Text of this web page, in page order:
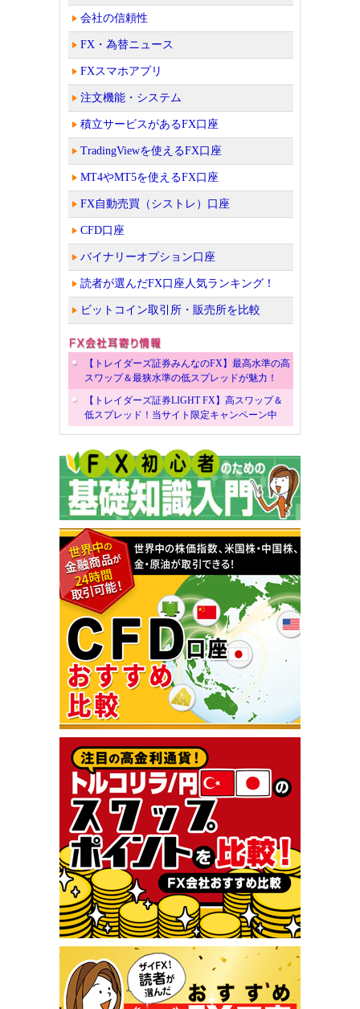
会社の信頼性
FX・為替ニュース
FXスマホアプリ
注文機能・システム
積立サービスがあるFX口座
TradingViewを使えるFX口座
MT4やMT5を使えるFX口座
FX自動売買（シストレ）口座
CFD口座
バイナリーオプション口座
読者が選んだFX口座人気ランキング！
ビットコイン取引所・販売所を比較
【トレイダーズ証券みんなのFX】最高水準の高
スワップ＆最狭水準の低スプレッドが魅力！
【トレイダーズ証券LIGHT FX】高スワップ＆
低スプレッド！当サイト限定キャンペーン中